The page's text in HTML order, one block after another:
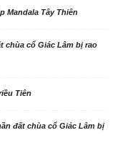
Mandala Tây Thiên
chùa cổ Giác Lâm bị rao
Tiên
đất chùa cổ Giác Lâm bị